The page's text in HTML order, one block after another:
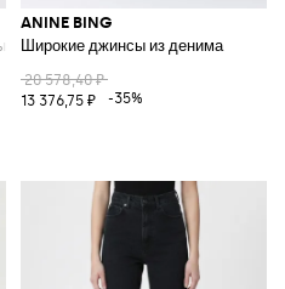
и логотипом
ANINE BING
Широкие джинсы из денима
20 578,40 ₽
13 376,75 ₽
-35%